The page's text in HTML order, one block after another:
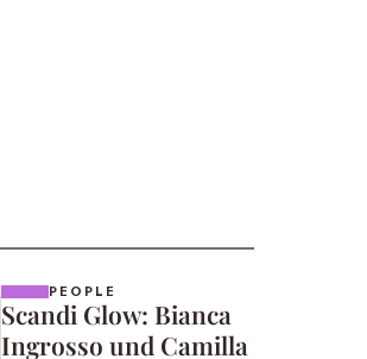
PEOPLE
Scandi Glow: Bianca
Ingrosso und Camilla